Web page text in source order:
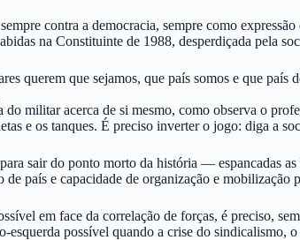
contra a democracia, sempre como
na Constituinte de 1988, desperdiçada pela
querem que sejamos, que país somos e que
militar acerca de si mesmo, como observa o
e os tanques. É preciso inverter o jogo: diga a
sair do ponto morto da história — espancadas
país e capacidade de organização e mobilização
em face da correlação de forças, é preciso,
possível quando a crise do sindicalismo,